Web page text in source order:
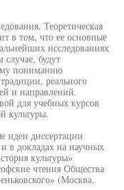
Теоретическая
в том, что ее основные
исследованиях
будут
пониманию
реального
и направлений.
для учебных курсов
культуры.
идеи диссертации
в докладах на научных
культуры»
чтения Общества
(Москва,